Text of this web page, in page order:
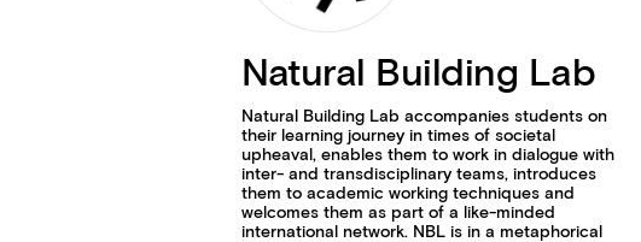
Natural Building Lab
Natural Building Lab accompanies students on
their learning journey in times of societal
upheaval, enables them to work in dialogue with
inter- and transdisciplinary teams, introduces
them to academic working techniques and
welcomes them as part of a like-minded
international network. NBL is in a metaphorical